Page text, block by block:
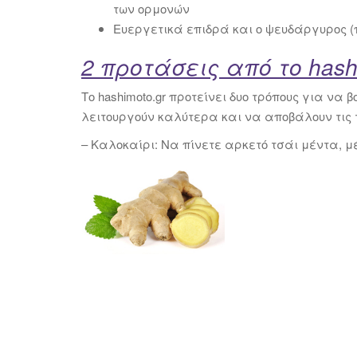
των ορμονών
Ευεργετικά επιδρά και ο ψευδάργυρος
2 προτάσεις από το
Το hashimoto.gr προτείνει δυο τρόπους για να
λειτουργούν καλύτερα και να αποβάλουν τις
– Καλοκαίρι: Να πίνετε αρκετό τσάι μέντα,